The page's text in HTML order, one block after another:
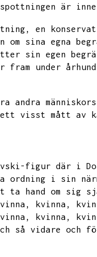
är
en
sina egna
sin egen
under
andra
visst mått av
figur där i
ordning i sin
hand om sig
kvinna,
kvinna,
så vidare och